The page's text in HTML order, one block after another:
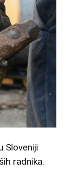
Sloveniji
radnika.